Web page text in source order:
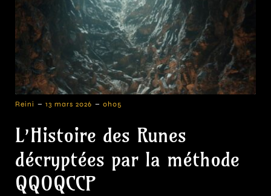
Reini - 13 mars 2026 - 0h05
L’Histoire des Runes
décryptées par la méthode
QQOQCCP